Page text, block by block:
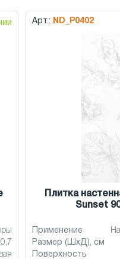
Арт.: ND_P0402
Плитка
Sunset
Применение
Размер (ШхД), см
Поверхность